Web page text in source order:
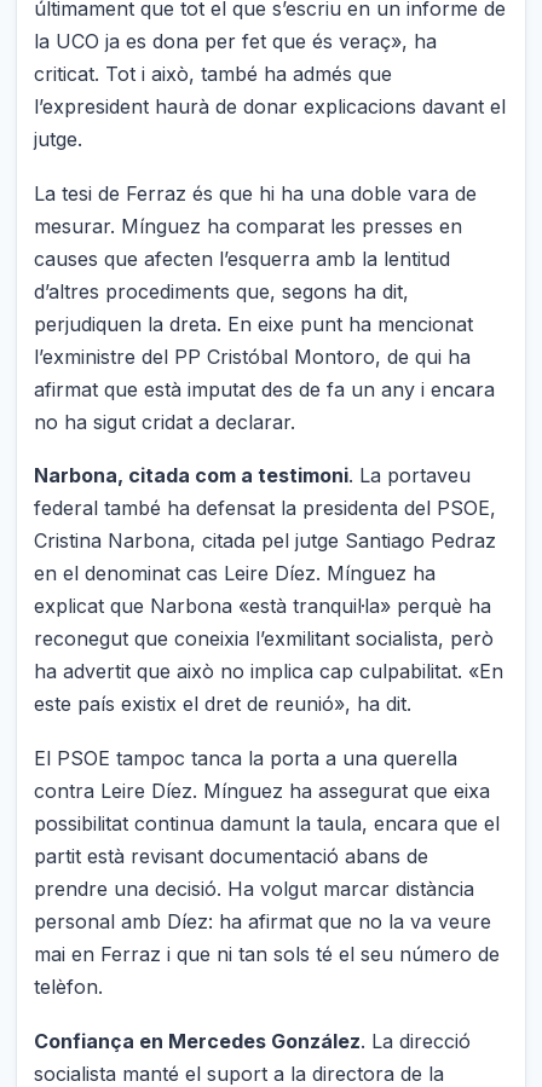
últimament que tot el que s’escriu en un informe de
la UCO ja es dona per fet que és veraç», ha
criticat. Tot i això, també ha admés que
l’expresident haurà de donar explicacions davant el
jutge.
La tesi de Ferraz és que hi ha una doble vara de
mesurar. Mínguez ha comparat les presses en
causes que afecten l’esquerra amb la lentitud
d’altres procediments que, segons ha dit,
perjudiquen la dreta. En eixe punt ha mencionat
l’exministre del PP Cristóbal Montoro, de qui ha
afirmat que està imputat des de fa un any i encara
no ha sigut cridat a declarar.
Narbona, citada com a testimoni. La portaveu
federal també ha defensat la presidenta del PSOE,
Cristina Narbona, citada pel jutge Santiago Pedraz
en el denominat cas Leire Díez. Mínguez ha
explicat que Narbona «està tranquil·la» perquè ha
reconegut que coneixia l’exmilitant socialista, però
ha advertit que això no implica cap culpabilitat. «En
este país existix el dret de reunió», ha dit.
El PSOE tampoc tanca la porta a una querella
contra Leire Díez. Mínguez ha assegurat que eixa
possibilitat continua damunt la taula, encara que el
partit està revisant documentació abans de
prendre una decisió. Ha volgut marcar distància
personal amb Díez: ha afirmat que no la va veure
mai en Ferraz i que ni tan sols té el seu número de
telèfon.
Confiança en Mercedes González. La direcció
socialista manté el suport a la directora de la